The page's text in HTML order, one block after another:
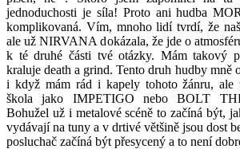
jednoduchosti je síla! Proto ani hudba
komplikovaná. Vím, mnoho lidí tvrdí, že
ale už NIRVANA dokázala, že jde o
k té druhé části tvé otázky. Mám takový
kraluje death a grind. Tento druh hudby mně
i když mám rád i kapely tohoto žánru, ale
škola jako IMPETIGO nebo BOLT
Bohužel už i metalové scéně to začíná být,
vydávají na tuny a v drtivé většině jsou dost
posluchač začíná být přesycený a to není